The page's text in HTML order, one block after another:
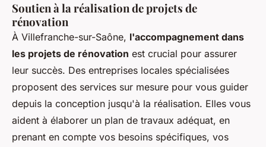
Soutien à la réalisation de projets de
rénovation
À Villefranche-sur-Saône, l'accompagnement dans
les projets de rénovation est crucial pour assurer
leur succès. Des entreprises locales spécialisées
proposent des services sur mesure pour vous guider
depuis la conception jusqu'à la réalisation. Elles vous
aident à élaborer un plan de travaux adéquat, en
prenant en compte vos besoins spécifiques, vos